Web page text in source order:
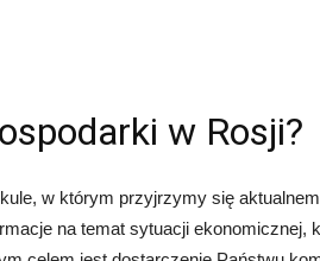
w Rosji?
w którym przyjrzymy się
na temat sytuacji ekonomicznej,